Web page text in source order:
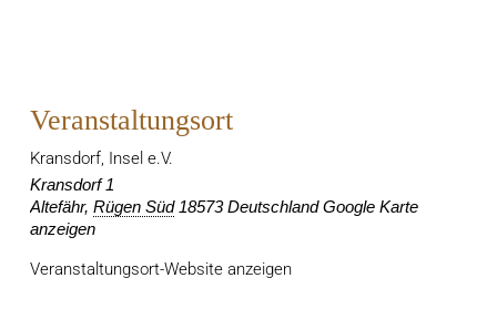
Veranstaltungsort
Kransdorf, Insel e.V.
Kransdorf 1
Altefähr, Rügen Süd 18573 Deutschland Google Karte
anzeigen
Veranstaltungsort-Website anzeigen